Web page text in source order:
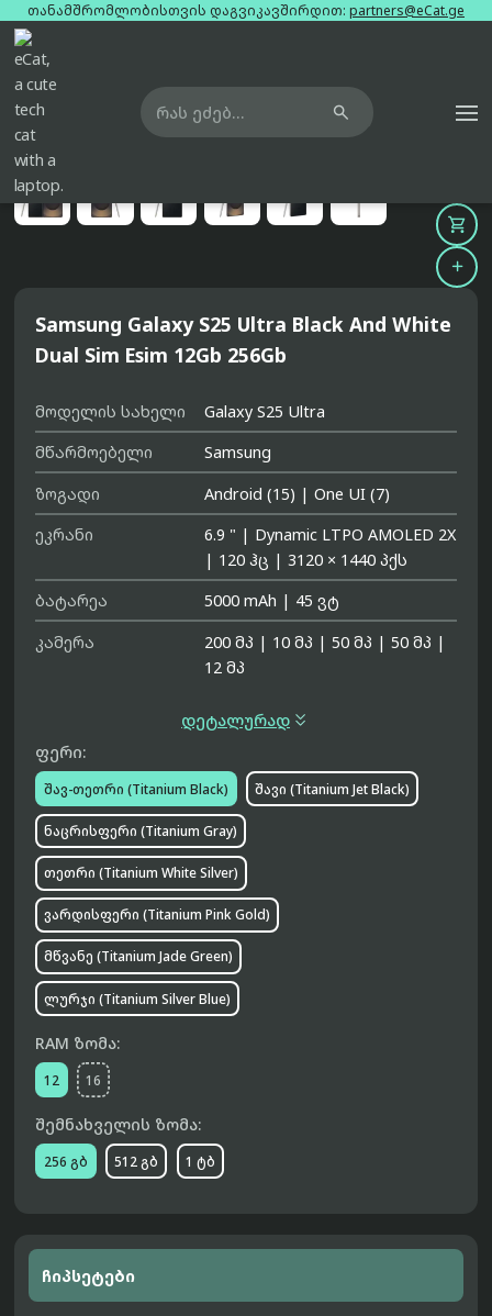
თანამშრომლობისთვის დაგვიკავშირდით: partners@eCat.ge

მთავარი ტელეფონები

Samsung Galaxy S25 Ultra Black And White
Dual Sim Esim 12Gb 256Gb
მოდელის სახელი
Galaxy S25 Ultra
მწარმოებელი
Samsung
ზოგადი
Android (15) | One UI (7)
ეკრანი
6.9 " | Dynamic LTPO AMOLED 2X
| 120 ჰც | 3120 × 1440 პქს
ბატარეა
5000 mAh | 45 ვტ
კამერა
200 მპ | 10 მპ | 50 მპ | 50 მპ |
12 მპ
დეტალურად 
ფერი:
შავ-თეთრი (Titanium Black) შავი (Titanium Jet Black)
ნაცრისფერი (Titanium Gray)
თეთრი (Titanium White Silver)
ვარდისფერი (Titanium Pink Gold)
მწვანე (Titanium Jade Green)
ლურჯი (Titanium Silver Blue)
RAM ზომა:
12 16
შემნახველის ზომა:
256 გბ 512 გბ 1 ტბ


ჩიპსეტები